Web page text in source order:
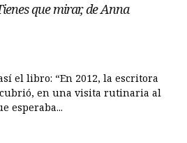
que mirar, de Anna
el libro: “En 2012, la escritora
en una visita rutinaria al
esperaba...